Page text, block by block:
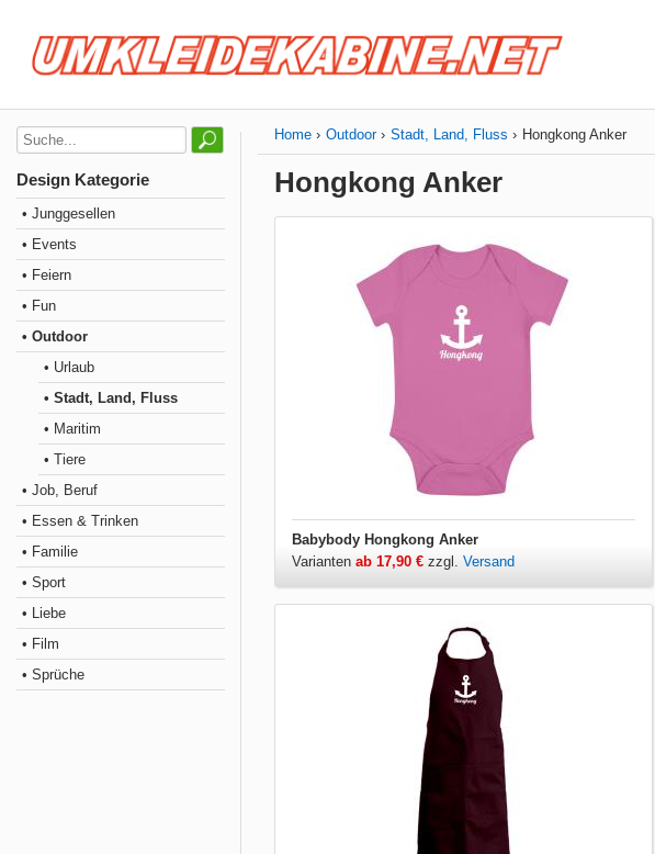
Design Kategorie
• Junggesellen
• Events
• Feiern
• Fun
• Outdoor
• Urlaub
• Stadt, Land, Fluss
• Maritim
• Tiere
• Job, Beruf
• Essen & Trinken
• Familie
• Sport
• Liebe
• Film
• Sprüche
Home Outdoor Stadt, Land, Fluss Hongkong Anker
Hongkong Anker
Babybody Hongkong Anker
Varianten ab 17,90 € zzgl. Versand